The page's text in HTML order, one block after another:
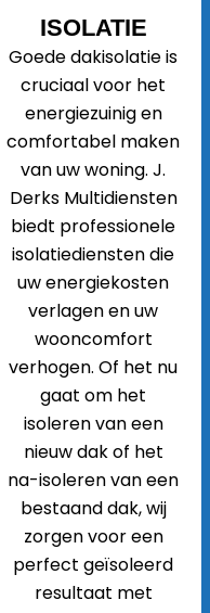
ISOLATIE
Goede dakisolatie is
cruciaal voor het
energiezuinig en
comfortabel maken
van uw woning. J.
Derks Multidiensten
biedt professionele
isolatiediensten die
uw energiekosten
verlagen en uw
wooncomfort
verhogen. Of het nu
gaat om het
isoleren van een
nieuw dak of het
na-isoleren van een
bestaand dak, wij
zorgen voor een
perfect geïsoleerd
resultaat met